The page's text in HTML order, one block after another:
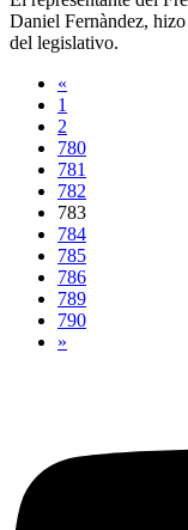
Daniel Fernàndez,
del legislativo.
«
1
2
780
781
782
783
784
785
786
789
790
»